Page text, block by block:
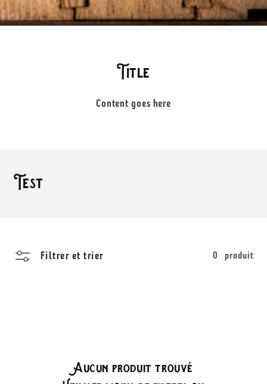
Title
Content goes here
C
l
Test
Filtrer et trier 0 produit
Aucun produit trouvé